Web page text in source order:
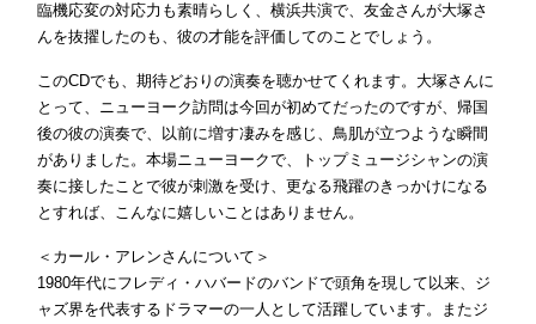
臨機応変の対応力も素晴らしく、横浜共演で、友金さんが大塚さ
んを抜擢したのも、彼の才能を評価してのことでしょう。
このCDでも、期待どおりの演奏を聴かせてくれます。大塚さんに
とって、ニューヨーク訪問は今回が初めてだったのですが、帰国
後の彼の演奏で、以前に増す凄みを感じ、鳥肌が立つような瞬間
がありました。本場ニューヨークで、トップミュージシャンの演
奏に接したことで彼が刺激を受け、更なる飛躍のきっかけになる
とすれば、こんなに嬉しいことはありません。
＜カール・アレンさんについて＞
1980年代にフレディ・ハバードのバンドで頭角を現して以来、ジ
ャズ界を代表するドラマーの一人として活躍しています。またジ